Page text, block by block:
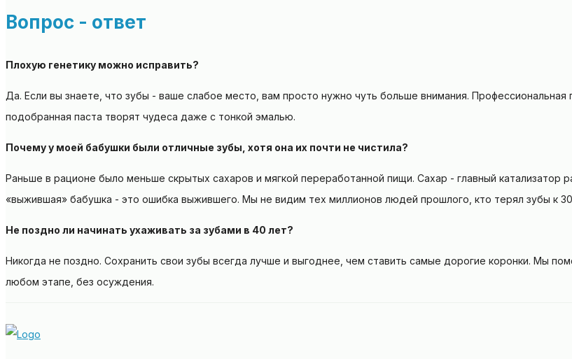
Вопрос - ответ
Плохую генетику можно исправить?
Да. Если вы знаете, что зубы - ваше слабое место, вам просто нужно чуть больше внимания. Профессиональная
подобранная паста творят чудеса даже с тонкой эмалью.
Почему у моей бабушки были отличные зубы, хотя она их почти не чистила?
Раньше в рационе было меньше скрытых сахаров и мягкой переработанной пищи. Сахар - главный катализатор
«выжившая» бабушка - это ошибка выжившего. Мы не видим тех миллионов людей прошлого, кто терял зубы к
Не поздно ли начинать ухаживать за зубами в 40 лет?
Никогда не поздно. Сохранить свои зубы всегда лучше и выгоднее, чем ставить самые дорогие коронки. Мы
любом этапе, без осуждения.